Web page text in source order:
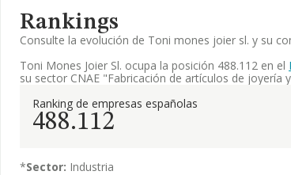
Rankings
Consulte la evolución de Toni mones joier sl. y su
Toni Mones Joier Sl. ocupa la posición 488.112 en el
su sector CNAE "Fabricación de artículos de joyería
Ranking de empresas españolas
488.112
*Sector: Industria